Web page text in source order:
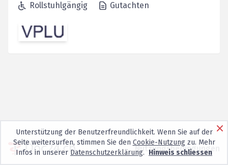
Rollstuhlgängig
Gutachten
Nutzungsbedingungen
Unterstützung der Benutzerfreundlichkeit. Wenn Sie auf der
Seite weitersurfen, stimmen Sie den Cookie-Nutzungzu. Mehr
Infos in unserer Datenschutzerklärung. Hinweis schliessen